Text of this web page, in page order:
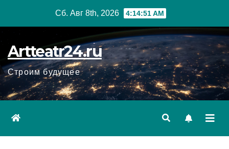
Сб. Авг 8th, 2026 4:14:52 AM
Artteatr24.ru
Строим будущее